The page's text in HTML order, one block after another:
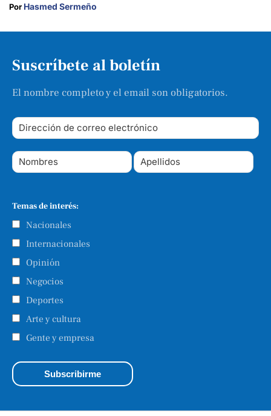
Por Hasmed Sermeño
Suscríbete al boletín
El nombre completo y el email son obligatorios.
Temas de interés:
Nacionales
Internacionales
Opinión
Negocios
Deportes
Arte y cultura
Gente y empresa